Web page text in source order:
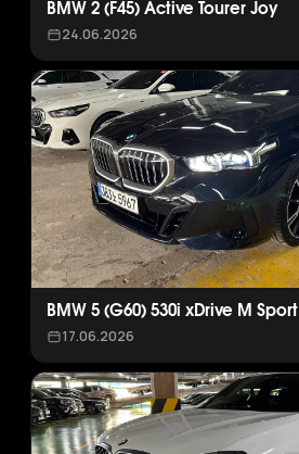
BMW 2 (F45) Active Tourer Joy
24.06.2026
BMW 5 (G60) 530i xDrive M Sport
17.06.2026